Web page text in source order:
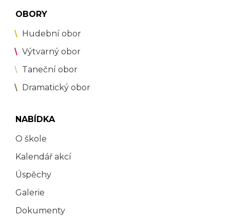
OBORY
Hudební obor
Výtvarný obor
Taneční obor
Dramatický obor
NABÍDKA
O škole
Kalendář akcí
Úspěchy
Galerie
Dokumenty